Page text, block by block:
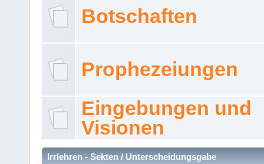
Botschaften
Prophezeiungen
Eingebungen und
Visionen
Irrlehren - Sekten / Unterscheidungsgabe